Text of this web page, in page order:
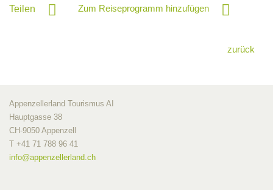
Teilen Zum Reiseprogramm hinzufügen
zurück
Appenzellerland Tourismus AI
Hauptgasse 38
CH-9050 Appenzell
T +41 71 788 96 41
info@appenzellerland.ch